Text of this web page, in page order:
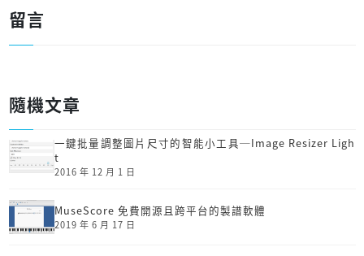
留言
隨機文章
一鍵批量調整圖片尺寸的智能小工具─Image Resizer Ligh
t
2016 年 12 月 1 日
MuseScore 免費開源且跨平台的製譜軟體
2019 年 6 月 17 日